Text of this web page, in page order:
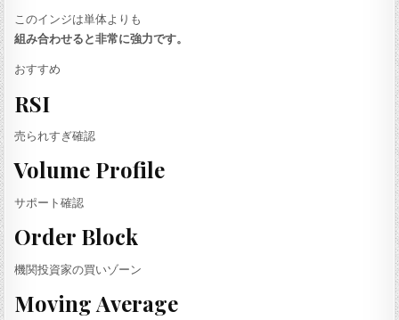
このインジは単体よりも
組み合わせると非常に強力です。
おすすめ
RSI
売られすぎ確認
Volume Profile
サポート確認
Order Block
機関投資家の買いゾーン
Moving Average